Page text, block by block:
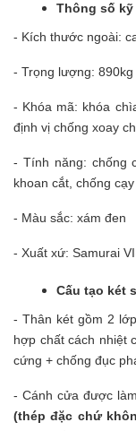
Thông số
- Kích thước ngoài:
- Trọng lượng: 890kg
- Khóa mã: khóa
định vị chống xoay
- Tính năng: chống
khoan cắt, chống
- Màu sắc: xám đen
- Xuất xứ: Samurai
Cấu tạo két
- Thân két gồm 2
hợp chất cách nhiệt
cứng + chống đục
- Cánh cửa được
(thép đặc chứ